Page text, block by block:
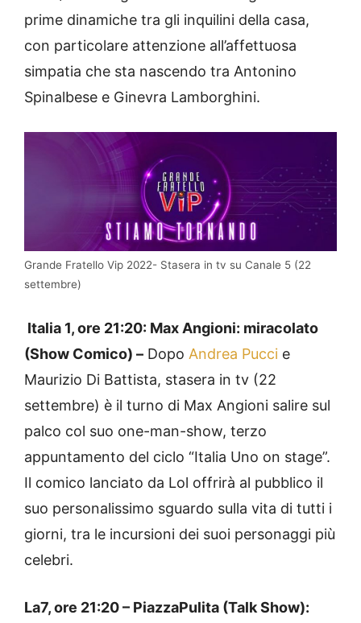
prime dinamiche tra gli inquilini della casa,
con particolare attenzione all’affettuosa
simpatia che sta nascendo tra Antonino
Spinalbese e Ginevra Lamborghini.
Grande Fratello Vip 2022- Stasera in tv su Canale 5 (22
settembre)
Italia 1, ore 21:20: Max Angioni: miracolato
(Show Comico) – Dopo Andrea Pucci e
Maurizio Di Battista, stasera in tv (22
settembre) è il turno di Max Angioni salire sul
palco col suo one-man-show, terzo
appuntamento del ciclo “Italia Uno on stage”.
Il comico lanciato da Lol offrirà al pubblico il
suo personalissimo sguardo sulla vita di tutti i
giorni, tra le incursioni dei suoi personaggi più
celebri.
La7, ore 21:20 – PiazzaPulita (Talk Show):